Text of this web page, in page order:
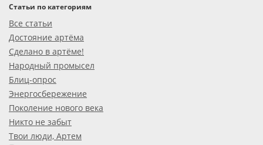
Статьи по категориям
Все статьи
Достояние артёма
Сделано в артёме!
Народный промысел
Блиц-опрос
Энергосбережение
Поколение нового века
Никто не забыт
Твои люди, Артем